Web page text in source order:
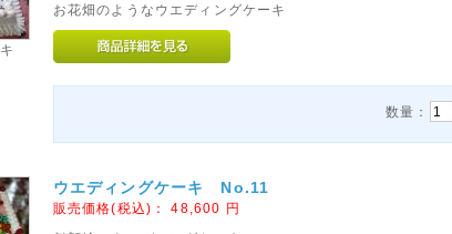
お花畑のようなウエディングケーキ
数量：
ウエディングケーキ No.11
販売価格(税込)：48,600 円